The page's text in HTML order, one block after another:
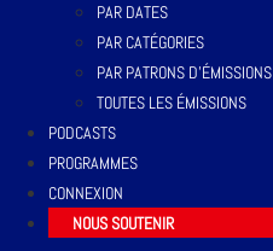
PAR DATES
PAR CATÉGORIES
PAR PATRONS D’ÉMISSIONS
TOUTES LES ÉMISSIONS
PODCASTS
PROGRAMMES
CONNEXION
NOUS SOUTENIR